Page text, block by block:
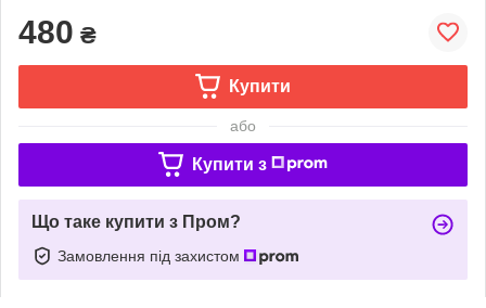
480 ₴
Купити
або
Купити з
Що таке купити з Пром?
Замовлення під захистом